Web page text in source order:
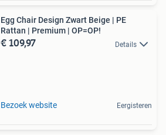
Egg Chair Design Zwart Beige | PE
Rattan | Premium | OP=OP!
€ 109,97 Details
Bezoek website Eergisteren